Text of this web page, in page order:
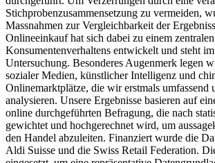
Stichprobenzusammensetzung zu vermeiden,
Massnahmen zur Vergleichbarkeit der
Onlineeinkauf hat sich dabei zu einem
Konsumentenverhaltens entwickelt und steht
Untersuchung. Besonderes Augenmerk legen
sozialer Medien, künstlicher Intelligenz und
Onlinemarktplätze, die wir erstmals umfassend
analysieren. Unsere Ergebnisse basieren auf
online durchgeführten Befragung, die nach
gewichtet und hochgerechnet wird, um
den Handel abzuleiten. Finanziert wurde die
Aldi Suisse und die Swiss Retail Federation.